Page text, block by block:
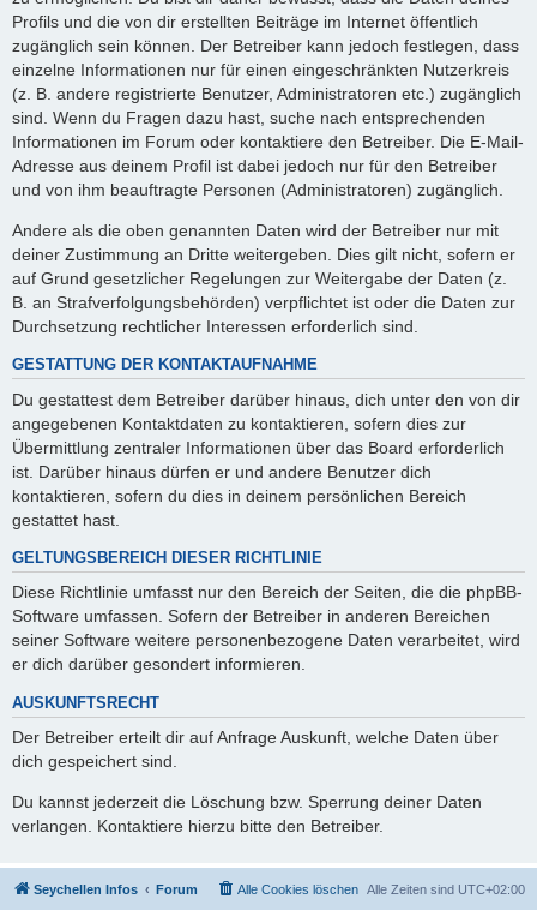
Profils und die von dir erstellten Beiträge im Internet öffentlich
zugänglich sein können. Der Betreiber kann jedoch festlegen, dass
einzelne Informationen nur für einen eingeschränkten Nutzerkreis
(z. B. andere registrierte Benutzer, Administratoren etc.) zugänglich
sind. Wenn du Fragen dazu hast, suche nach entsprechenden
Informationen im Forum oder kontaktiere den Betreiber. Die E-Mail-
Adresse aus deinem Profil ist dabei jedoch nur für den Betreiber
und von ihm beauftragte Personen (Administratoren) zugänglich.
Andere als die oben genannten Daten wird der Betreiber nur mit
deiner Zustimmung an Dritte weitergeben. Dies gilt nicht, sofern er
auf Grund gesetzlicher Regelungen zur Weitergabe der Daten (z.
B. an Strafverfolgungsbehörden) verpflichtet ist oder die Daten zur
Durchsetzung rechtlicher Interessen erforderlich sind.
GESTATTUNG DER KONTAKTAUFNAHME
Du gestattest dem Betreiber darüber hinaus, dich unter den von dir
angegebenen Kontaktdaten zu kontaktieren, sofern dies zur
Übermittlung zentraler Informationen über das Board erforderlich
ist. Darüber hinaus dürfen er und andere Benutzer dich
kontaktieren, sofern du dies in deinem persönlichen Bereich
gestattet hast.
GELTUNGSBEREICH DIESER RICHTLINIE
Diese Richtlinie umfasst nur den Bereich der Seiten, die die phpBB-
Software umfassen. Sofern der Betreiber in anderen Bereichen
seiner Software weitere personenbezogene Daten verarbeitet, wird
er dich darüber gesondert informieren.
AUSKUNFTSRECHT
Der Betreiber erteilt dir auf Anfrage Auskunft, welche Daten über
dich gespeichert sind.
Du kannst jederzeit die Löschung bzw. Sperrung deiner Daten
verlangen. Kontaktiere hierzu bitte den Betreiber.
Seychellen Infos Forum Alle Zeiten sind UTC+02:00
Alle Cookies löschen